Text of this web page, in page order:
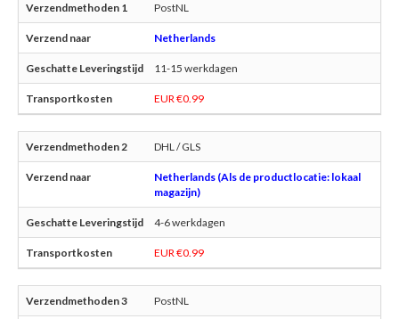
PostNL
Netherlands
11-15 werkdagen
EUR €0.99
DHL / GLS
Netherlands (Als de productlocatie: lokaal
magazijn)
4-6 werkdagen
EUR €0.99
PostNL